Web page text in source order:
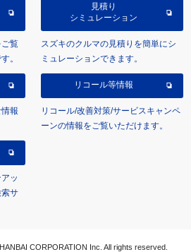
覧
。
見積り
シミュレーション
スズキのクルマの見積りを簡単にシ
ミュレーションできます。
報
リコール等情報
リコール/改善対策/サービスキャンペ
ーンの情報をご覧いただけます。
ッ
サ
CORPORATION Inc. All rights reserved.